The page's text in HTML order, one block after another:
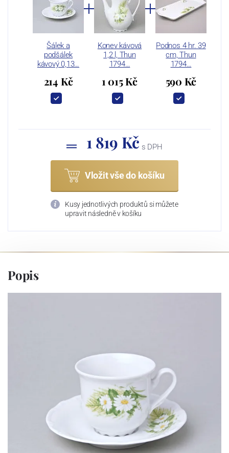
Šálek a
podšálek
kávový 0,13…
214 Kč
Konev kávová
1,2 l, Thun
1794…
1 015 Kč
Podnos 4 hr. 39
cm, Thun
1794…
590 Kč
1 819 Kč s DPH
Vložit vše do košíku
Kusy jednotlivých produktů si můžete
upravit následně v košíku
Popis